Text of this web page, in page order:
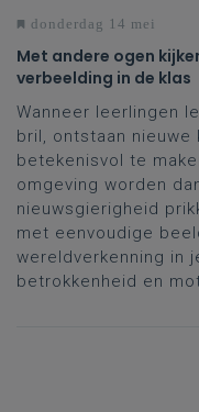
donderdag 14 mei
Met andere ogen
verbeelding in de klas
Wanneer leerlingen
bril, ontstaan nieuwe
betekenisvol te
omgeving worden
nieuwsgierigheid
met eenvoudige
wereldverkenning in
betrokkenheid en